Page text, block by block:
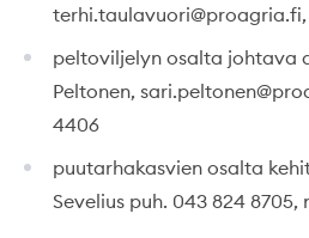
terhi.taulavuori@proagria.fi,
peltoviljelyn osalta johtava
Peltonen,
4406
puutarhakasvien osalta
Sevelius puh. 043 824 8705,